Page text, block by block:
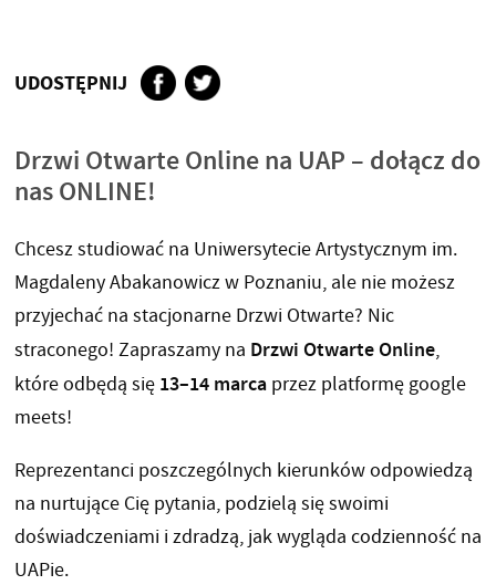
UDOSTĘPNIJ
Drzwi Otwarte Online na UAP – dołącz do
nas ONLINE!
Chcesz studiować na Uniwersytecie Artystycznym im.
Magdaleny Abakanowicz w Poznaniu, ale nie możesz
przyjechać na stacjonarne Drzwi Otwarte? Nic
straconego! Zapraszamy na Drzwi Otwarte Online,
które odbędą się 13–14 marcaprzez platformę google
meets!
Reprezentanci poszczególnych kierunków odpowiedzą
na nurtujące Cię pytania, podzielą się swoimi
doświadczeniami i zdradzą, jak wygląda codzienność na
UAPie.